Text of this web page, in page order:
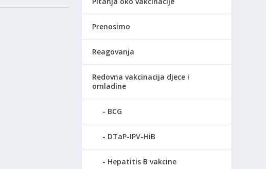
Prenosimo
Reagovanja
Redovna vakcinacija djece i
omladine
BCG
DTaP-IPV-HiB
Hepatitis B vakcine